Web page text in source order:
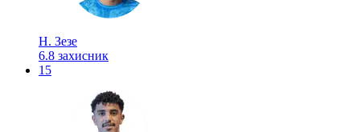
Н. Зезе
6.8 захисник
15